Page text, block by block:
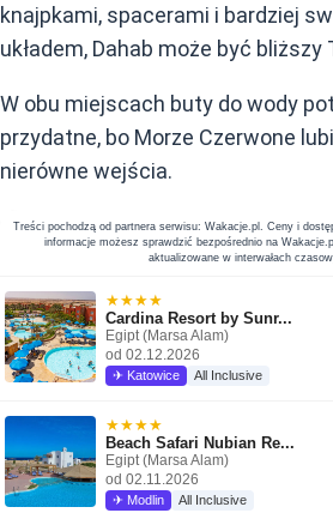
knajpkami, spacerami i bardziej
układem, Dahab może być
W obu miejscach buty do wody
przydatne, bo Morze Czerwone
nierówne wejścia.
Treści pochodzą od partnera serwisu: Wakacje.pl. Ceny i
informacje możesz sprawdzić bezpośrednio na
aktualizowane w interwałach
★★★★
Cardina Resort by Sunr...
Egipt (Marsa Alam)
od 02.12.2026
✈ Katowice All Inclusive
★★★★
Beach Safari Nubian Re...
Egipt (Marsa Alam)
od 02.11.2026
✈ Modlin All Inclusive